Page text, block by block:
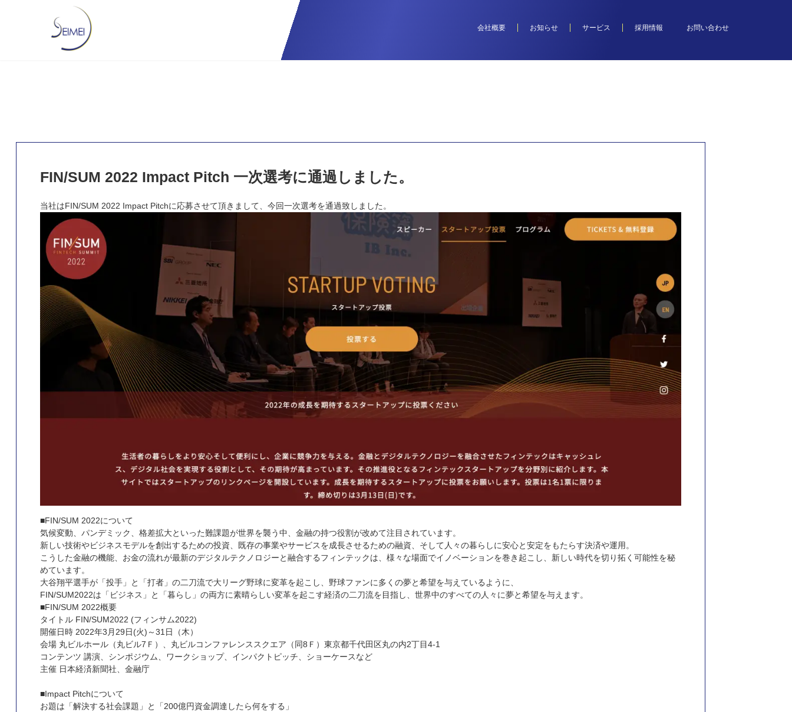
会社概要 お知らせ サービス 採用情報 お問い合わせ
FIN/SUM 2022 Impact Pitch 一次選考に通過しました。
当社はFIN/SUM 2022 Impact Pitchに応募させて頂きまして、今回一次選考を通過致しました。
■FIN/SUM 2022について
気候変動、パンデミック、格差拡大といった難課題が世界を襲う中、金融の持つ役割が改めて注目されています。
新しい技術やビジネスモデルを創出するための投資、既存の事業やサービスを成長させるための融資、そして人々の暮らしに安心と安定をもたらす決済や運用。
こうした金融の機能、お金の流れが最新のデジタルテクノロジーと融合するフィンテックは、様々な場面でイノベーションを巻き起こし、新しい時代を切り拓く可能性を秘
めています。
大谷翔平選手が「投手」と「打者」の二刀流で大リーグ野球に変革を起こし、野球ファンに多くの夢と希望を与えているように、
FIN/SUM2022は「ビジネス」と「暮らし」の両方に素晴らしい変革を起こす経済の二刀流を目指し、世界中のすべての人々に夢と希望を与えます。
■FIN/SUM 2022概要
タイトル FIN/SUM2022 (フィンサム2022)
開催日時 2022年3月29日(火)～31日（木）
会場 丸ビルホール（丸ビル7Ｆ）、丸ビルコンファレンススクエア（同8Ｆ）東京都千代田区丸の内2丁目4-1
コンテンツ 講演、シンポジウム、ワークショップ、インパクトピッチ、ショーケースなど
主催 日本経済新聞社、金融庁
■Impact Pitchについて
お題は「解決する社会課題」と「200億円資金調達したら何をする」